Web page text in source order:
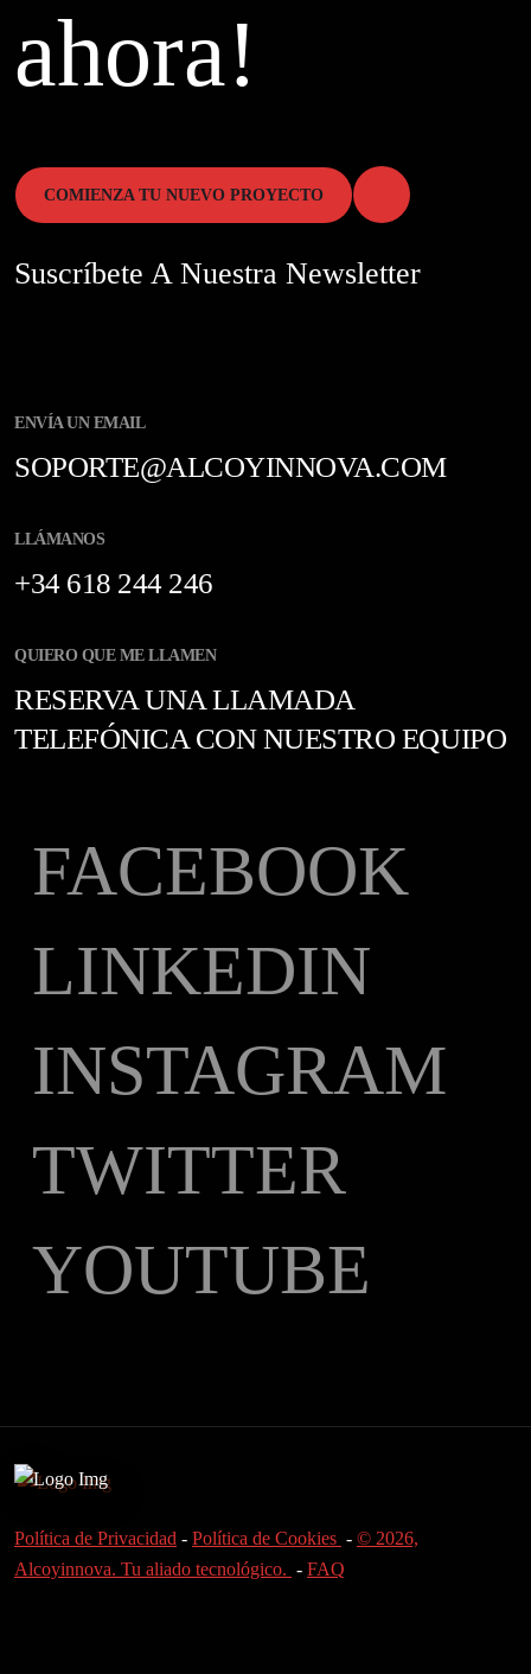
ahora!
COMIENZA TU NUEVO PROYECTO
Suscríbete A Nuestra Newsletter
ENVÍA UN EMAIL
SOPORTE@ALCOYINNOVA.COM
LLÁMANOS
+34 618 244 246
QUIERO QUE ME LLAMEN
RESERVA UNA LLAMADA
TELEFÓNICA CON NUESTRO EQUIPO
FACEBOOK
LINKEDIN
INSTAGRAM
TWITTER
YOUTUBE
Política de Privacidad - Política de Cookies - © 2026,
Alcoyinnova. Tu aliado tecnológico. - FAQ